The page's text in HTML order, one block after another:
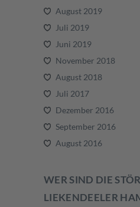
August 2019
Juli 2019
Juni 2019
November 2018
August 2018
Juli 2017
Dezember 2016
September 2016
August 2016
WER SIND DIE
LIEKENDEELER